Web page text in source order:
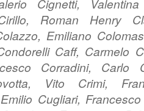
Cignetti,
Roman Henry
Emiliano
Caff, Carmelo
Corradini, Carlo
Vito Crimi,
Cugliari,